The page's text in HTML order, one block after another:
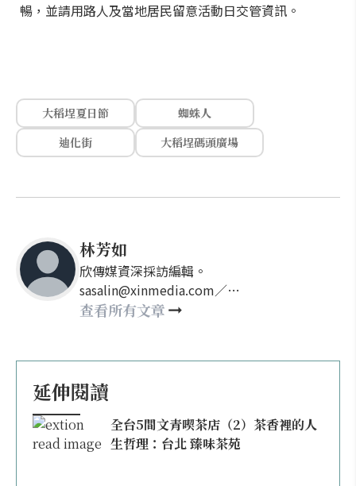
暢，並請用路人及當地居民留意活動日交管資訊。
大稻埕夏日節
蜘蛛人
迪化街
大稻埕碼頭廣場
林芳如
欣傳媒資深採訪編輯。
sasalin@xinmedia.com／
happy21917@gmail.com
查看所有文章
延伸閱讀
全台5間文青喫茶店（2）茶香裡的人
生哲理：台北 臻味茶苑